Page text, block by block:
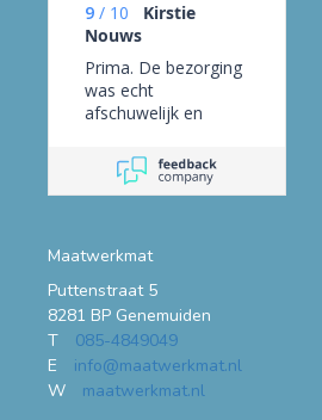
9 / 10
Kirstie
Nouws
Prima. De bezorging
was echt
afschuwelijk en
niet meer bestellen.
UPS kwam 5 uur
later dan gepland en
de deur op straat
onze buurman het bij
hem binnen gezet.
Maatwerkmat
Puttenstraat 5
8281 BP Genemuiden
T
085-4849049
E
info@maatwerkmat.nl
W
maatwerkmat.nl